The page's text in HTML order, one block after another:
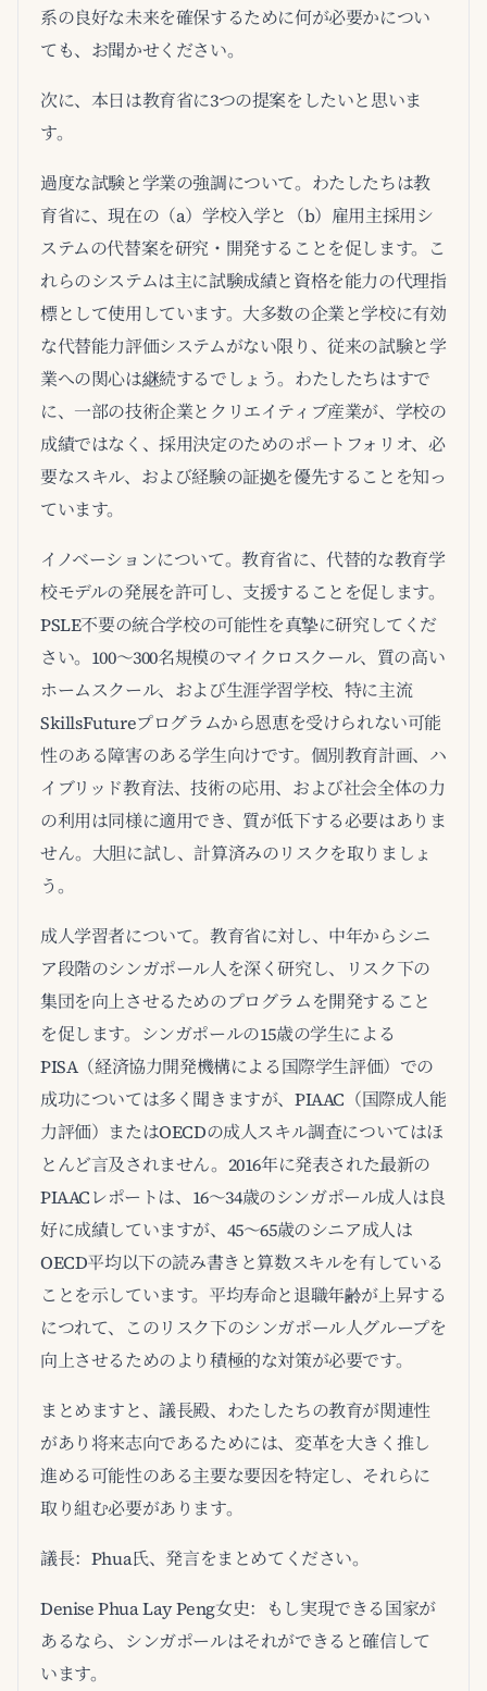
系の良好な未来を確保するために何が必要かについ
ても、お聞かせください。
次に、本日は教育省に3つの提案をしたいと思いま
す。
過度な試験と学業の強調について。わたしたちは教
育省に、現在の（a）学校入学と（b）雇用主採用シ
ステムの代替案を研究・開発することを促します。こ
れらのシステムは主に試験成績と資格を能力の代理指
標として使用しています。大多数の企業と学校に有効
な代替能力評価システムがない限り、従来の試験と学
業への関心は継続するでしょう。わたしたちはすで
に、一部の技術企業とクリエイティブ産業が、学校の
成績ではなく、採用決定のためのポートフォリオ、必
要なスキル、および経験の証拠を優先することを知っ
ています。
イノベーションについて。教育省に、代替的な教育学
校モデルの発展を許可し、支援することを促します。
PSLE不要の統合学校の可能性を真摯に研究してくだ
さい。100～300名規模のマイクロスクール、質の高い
ホームスクール、および生涯学習学校、特に主流
SkillsFutureプログラムから恩恵を受けられない可能
性のある障害のある学生向けです。個別教育計画、ハ
イブリッド教育法、技術の応用、および社会全体の力
の利用は同様に適用でき、質が低下する必要はありま
せん。大胆に試し、計算済みのリスクを取りましょ
う。
成人学習者について。教育省に対し、中年からシニ
ア段階のシンガポール人を深く研究し、リスク下の
集団を向上させるためのプログラムを開発すること
を促します。シンガポールの15歳の学生による
PISA（経済協力開発機構による国際学生評価）での
成功については多く聞きますが、PIAAC（国際成人能
力評価）またはOECDの成人スキル調査についてはほ
とんど言及されません。2016年に発表された最新の
PIAACレポートは、16～34歳のシンガポール成人は良
好に成績していますが、45～65歳のシニア成人は
OECD平均以下の読み書きと算数スキルを有している
ことを示しています。平均寿命と退職年齢が上昇する
につれて、このリスク下のシンガポール人グループを
向上させるためのより積極的な対策が必要です。
まとめますと、議長殿、わたしたちの教育が関連性
があり将来志向であるためには、変革を大きく推し
進める可能性のある主要な要因を特定し、それらに
取り組む必要があります。
議長：Phua氏、発言をまとめてください。
Denise Phua Lay Peng女史：もし実現できる国家が
あるなら、シンガポールはそれができると確信して
います。